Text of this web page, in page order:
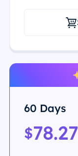
60 Days
$78.27